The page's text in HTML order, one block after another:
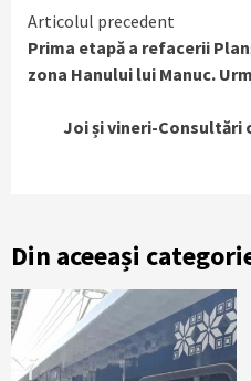
Continue
Reading
Articolul precedent
Prima etapă a refacerii
zona Hanului lui Manuc.
Joi și vineri-
Din aceeași